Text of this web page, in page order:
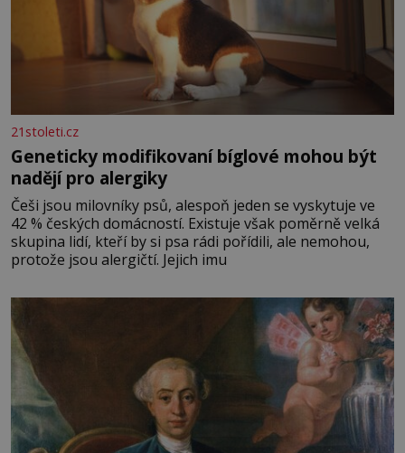
21stoleti.cz
Geneticky modifikovaní bíglové mohou být
nadějí pro alergiky
Češi jsou milovníky psů, alespoň jeden se vyskytuje ve
42 % českých domácností. Existuje však poměrně velká
skupina lidí, kteří by si psa rádi pořídili, ale nemohou,
protože jsou alergičtí. Jejich imu